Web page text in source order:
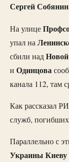
СергейСобянин
На улице
упал на
сбили надНовой
и Одинцова
канала 112, там
Как рассказал
служб,
Параллельно с
Украины Киеву